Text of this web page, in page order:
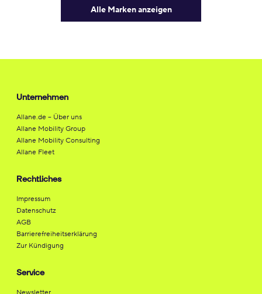
Alle Marken anzeigen
Unternehmen
Allane.de – Über uns
Allane Mobility Group
Allane Mobility Consulting
Allane Fleet
Rechtliches
Impressum
Datenschutz
AGB
Barrierefreiheitserklärung
Zur Kündigung
Service